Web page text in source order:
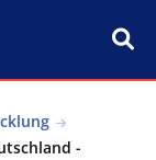
-